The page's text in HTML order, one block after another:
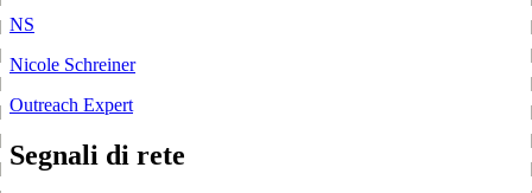
NS
Nicole Schreiner
Outreach Expert
Segnali di rete